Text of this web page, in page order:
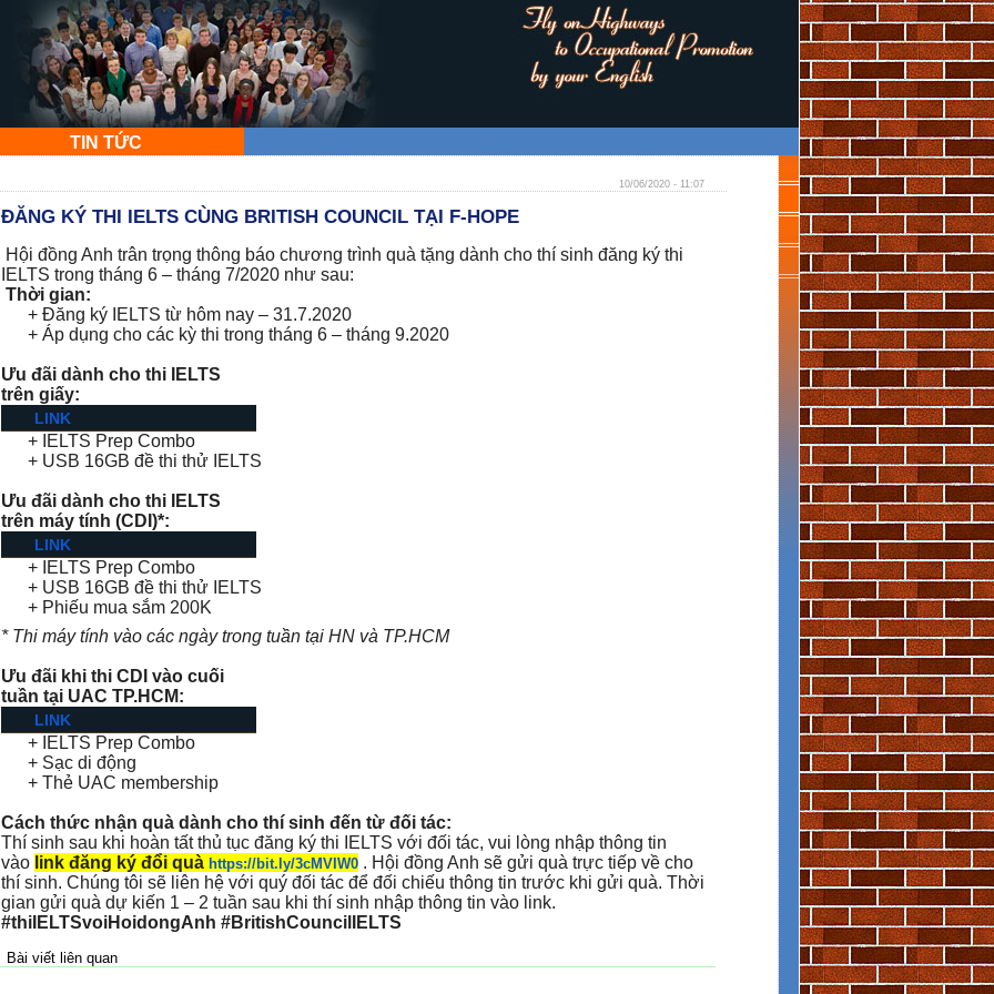
TIN TỨC
10/06/2020 - 11:07
ĐĂNG KÝ THI IELTS CÙNG BRITISH COUNCIL TẠI F-HOPE
Hội đồng Anh trân trọng thông báo chương trình quà tặng dành cho thí sinh đăng ký thi
IELTS trong tháng 6 – tháng 7/2020 như sau:
Thời gian:
+ Đăng ký IELTS từ hôm nay – 31.7.2020
+ Áp dụng cho các kỳ thi trong tháng 6 – tháng 9.2020
Ưu đãi dành cho thi IELTS
trên giấy:
LINK
+ IELTS Prep Combo
+ USB 16GB đề thi thử IELTS
Ưu đãi dành cho thi IELTS
trên máy tính (CDI)*:
LINK
+ IELTS Prep Combo
+ USB 16GB đề thi thử IELTS
+ Phiếu mua sắm 200K
* Thi máy tính vào các ngày trong tuần tại HN và TP.HCM
Ưu đãi khi thi CDI vào cuối
tuần tại UAC TP.HCM:
LINK
+ IELTS Prep Combo
+ Sạc di động
+ Thẻ UAC membership
Cách thức nhận quà dành cho thí sinh đến từ đối tác:
Thí sinh sau khi hoàn tất thủ tục đăng ký thi IELTS với đối tác, vui lòng nhập thông tin
vào link đăng ký đổi quà https://bit.ly/3cMVIW0 . Hội đồng Anh sẽ gửi quà trực tiếp về cho
thí sinh. Chúng tôi sẽ liên hệ với quý đối tác để đối chiếu thông tin trước khi gửi quà. Thời
gian gửi quà dự kiến 1 – 2 tuần sau khi thí sinh nhập thông tin vào link.
#thiIELTSvoiHoidongAnh #BritishCouncilIELTS
Bài viết liên quan